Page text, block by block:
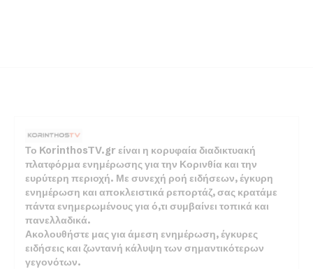
Το KorinthosTV.gr είναι η κορυφαία διαδικτυακή
πλατφόρμα ενημέρωσης για την Κορινθία και την
ευρύτερη περιοχή. Με συνεχή ροή ειδήσεων, έγκυρη
ενημέρωση και αποκλειστικά ρεπορτάζ, σας κρατάμε
πάντα ενημερωμένους για ό,τι συμβαίνει τοπικά και
πανελλαδικά.
Ακολουθήστε μας για άμεση ενημέρωση, έγκυρες
ειδήσεις και ζωντανή κάλυψη των σημαντικότερων
γεγονότων.